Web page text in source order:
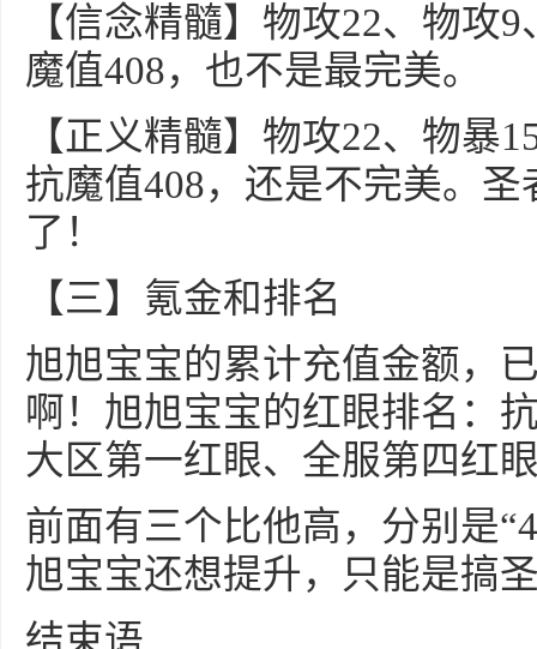
【信念精髓】物攻22、物攻
魔值408，也不是最完美。
【正义精髓】物攻22、物暴
抗魔值408，还是不完美。
了！
【三】氪金和排名
旭旭宝宝的累计充值金额，
啊！旭旭宝宝的红眼排名：
大区第一红眼、全服第四红
前面有三个比他高，分别是
旭宝宝还想提升，只能是搞